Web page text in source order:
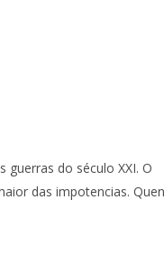
guerras do século XXI. O
das impotencias. Quen